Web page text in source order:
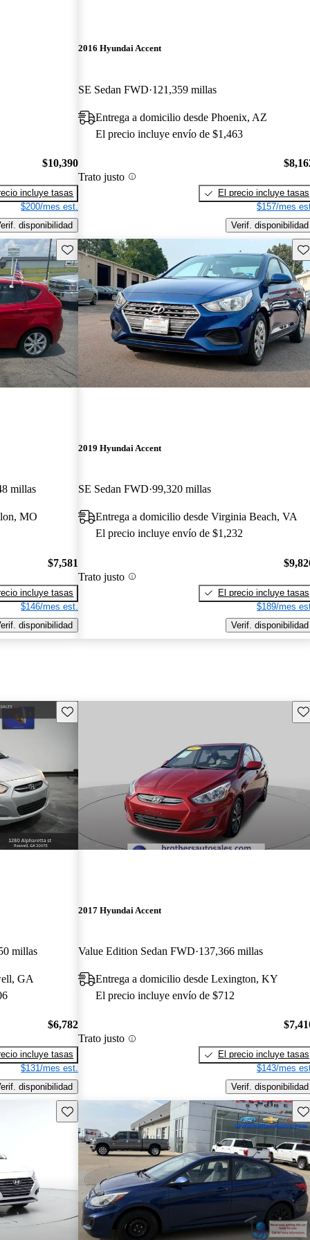
$10,390
incluye tasas
$200/mes est.
disponibilidad
2016 Hyundai Accent
SE Sedan FWD 121,359 millas
Entrega a domicilio desde Phoenix, AZ
El precio incluye envío de $1,463
Trato justo
El precio incluye tasas
$157/mes
Verif. disponibilidad
Guarda este Aviso
millas
MO
$7,581
incluye tasas
$146/mes est.
disponibilidad
2019 Hyundai Accent
SE Sedan FWD 99,320 millas
Entrega a domicilio desde Virginia Beach, VA
El precio incluye envío de $1,232
Trato justo
El precio incluye tasas
$189/mes
Verif. disponibilidad
Guarda este Aviso
millas
GA
$6,782
incluye tasas
$131/mes est.
disponibilidad
2017 Hyundai Accent
Value Edition Sedan FWD 137,366 millas
Entrega a domicilio desde Lexington, KY
El precio incluye envío de $712
Trato justo
El precio incluye tasas
$143/mes
Verif. disponibilidad
Guarda este Aviso